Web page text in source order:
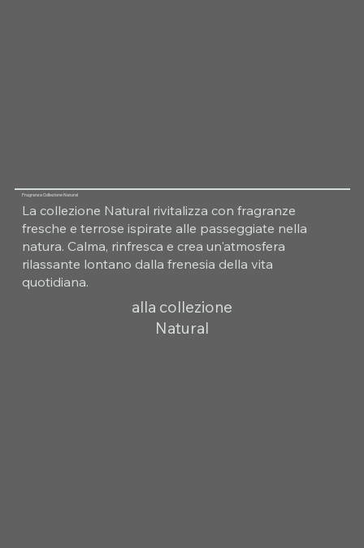
Fragranza Collezione Natural
La collezione Natural rivitalizza con fragranze
fresche e terrose ispirate alle passeggiate nella
natura. Calma, rinfresca e crea un'atmosfera
rilassante lontano dalla frenesia della vita
quotidiana.
alla collezione
Natural